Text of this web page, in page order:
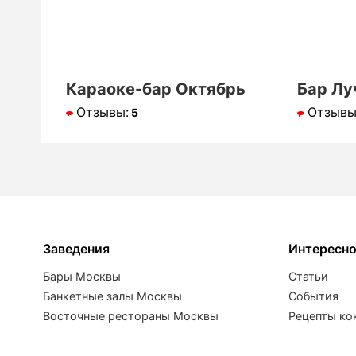
Караоке-бар Октябрь
Отзывы:5
Бар
Заведения
Бары Москвы
Банкетные залы Москвы
Восточные рестораны Москвы
Статьи
События
Рецепты